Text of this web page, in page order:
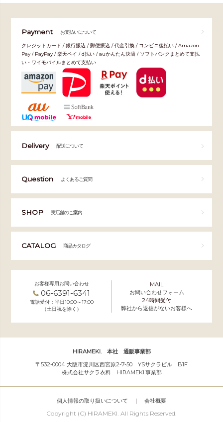
Payment お支払いについて
クレジットカード / 銀行振込 / 郵便振込 / 代金引換 / コンビニ後払い / Amazon
Pay / PayPay / 楽天ペイ / d払い / auかんたん決済 / ソフトバンクまとめて支払
い・ワイモバイルまとめて支払い
Delivery 配送について
Question よくあるご質問
SHOP 実店舗のご案内
CATALOG 商品カタログ
お客様専用お問い合わせ
06-6391-6341
電話受付：平日10:00～17:00
（土日祝を除く）
MAIL
お問い合わせフォーム
24時間受付
弊社から返信がないお客様へ
HIRAMEKI. 本社 通販事業部
〒532-0004 大阪市淀川区西宮原2-7-50 YSサクラビル B1F
株式会社サクラ衣料 HIRAMEKI.事業部
個人情報の取り扱いについて ｜ 会社概要
Copyright (C) HIRAMEKI. All Rights Reserved.